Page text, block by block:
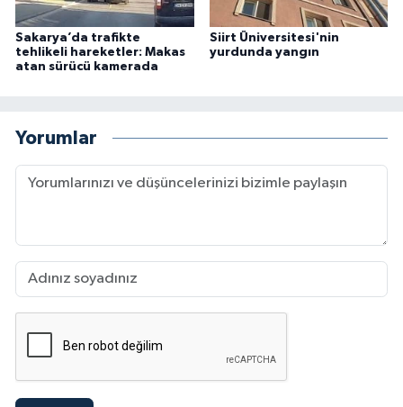
Sakarya’da trafikte
tehlikeli hareketler: Makas
atan sürücü kamerada
Siirt Üniversitesi'nin
yurdunda yangın
Yorumlar